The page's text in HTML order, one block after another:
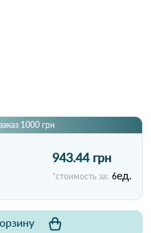
1000 грн
943.44 грн
*стоимость за: 6ед.